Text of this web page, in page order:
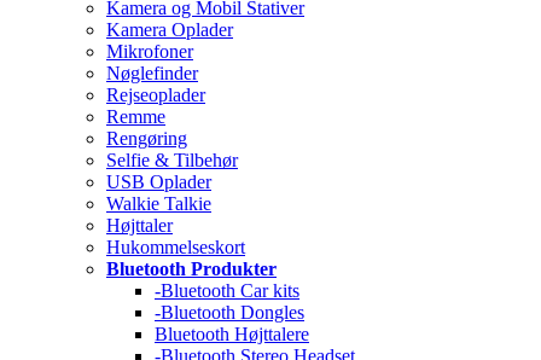
Kamera og Mobil Stativer
Kamera Oplader
Mikrofoner
Nøglefinder
Rejseoplader
Remme
Rengøring
Selfie & Tilbehør
USB Oplader
Walkie Talkie
Højttaler
Hukommelseskort
Bluetooth Produkter
-Bluetooth Car kits
-Bluetooth Dongles
Bluetooth Højttalere
-Bluetooth Stereo Headset